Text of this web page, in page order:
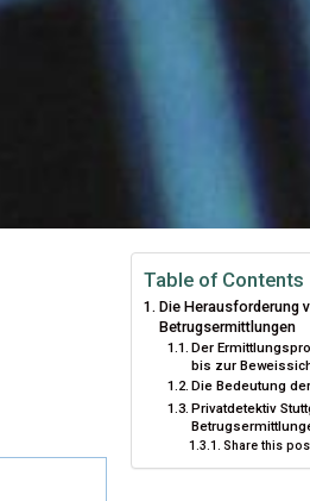
Table of Contents
Die Herausforderung
Betrugsermittlungen
Der
bis zur
Die Bedeutung
Privatdetektiv
Share this